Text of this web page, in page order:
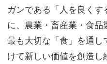
ガンである「人を良く
に、農業・畜産業・食
最も大切な「食」を通し
けて新しい価値を創造